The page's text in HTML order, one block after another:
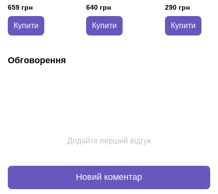
доброти до себе.
Крістін Нефф
659 грн
Купити
640 грн
Купити
успіху. Гел Елрод
290 грн
Купити
Обговорення
Додайте перший відгук
Новий коментар